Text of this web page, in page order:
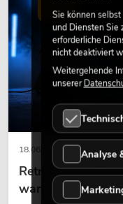
18.06.2026
Retro-Licht im
warmes Licht
LICHT
Sie können
und Diensten Sie
erforderliche
nicht deaktiviert
Weitergehende
unserer
Analyse